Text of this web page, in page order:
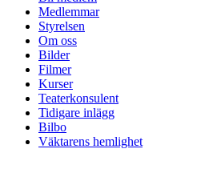
Medlemmar
Styrelsen
Om oss
Bilder
Filmer
Kurser
Teaterkonsulent
Tidigare inlägg
Bilbo
Väktarens hemlighet